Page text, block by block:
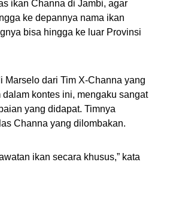
ikan Channa di Jambi, agar
ke depannya nama ikan
bisa hingga ke luar Provinsi
Marselo dari Tim X-Channa yang
kontes ini, mengaku sangat
yang didapat. Timnya
Channa yang dilombakan.
ikan secara khusus,” kata